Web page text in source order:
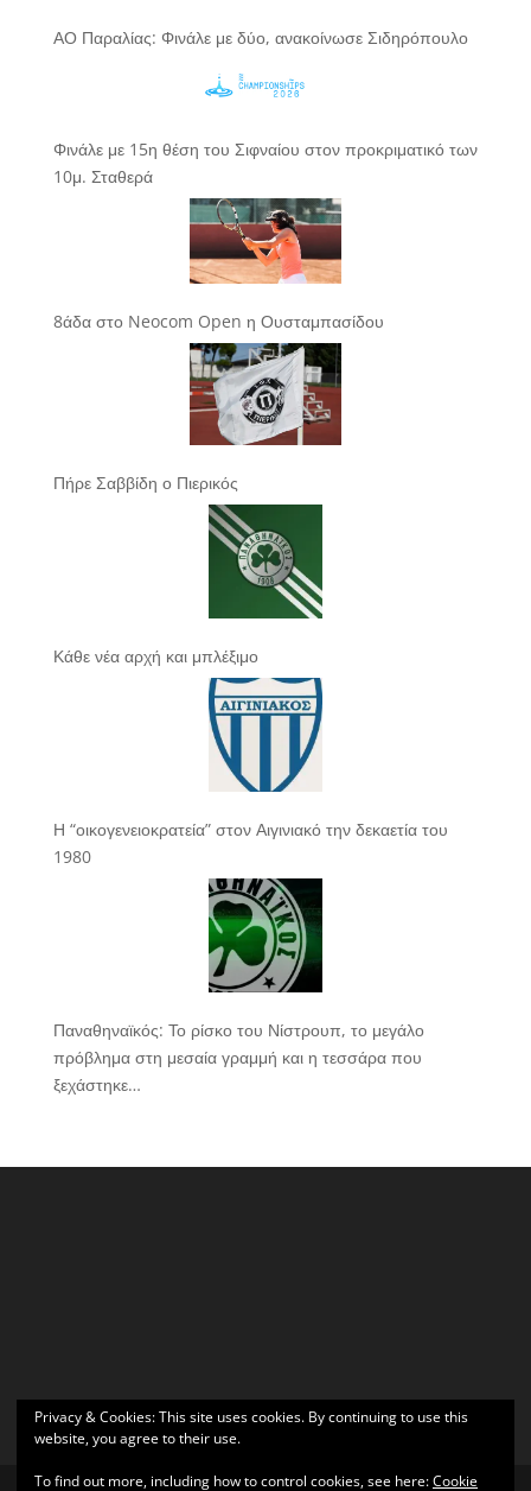
ΑΟ Παραλίας: Φινάλε με δύο, ανακοίνωσε Σιδηρόπουλο
Φινάλε με 15η θέση του Σιφναίου στον προκριματικό των
10μ. Σταθερά
8άδα στο Neocom Open η Ουσταμπασίδου
Πήρε Σαββίδη ο Πιερικός
Κάθε νέα αρχή και μπλέξιμο
Η “οικογενειοκρατεία” στον Αιγινιακό την δεκαετία του
1980
Παναθηναϊκός: Το ρίσκο του Νίστρουπ, το μεγάλο
πρόβλημα στη μεσαία γραμμή και η τεσσάρα που
ξεχάστηκε…
Privacy & Cookies: This site uses cookies. By continuing to use this
website, you agree to their use.
To find out more, including how to control cookies, see here:Cookie